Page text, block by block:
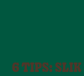
6 TIPS: SLIK